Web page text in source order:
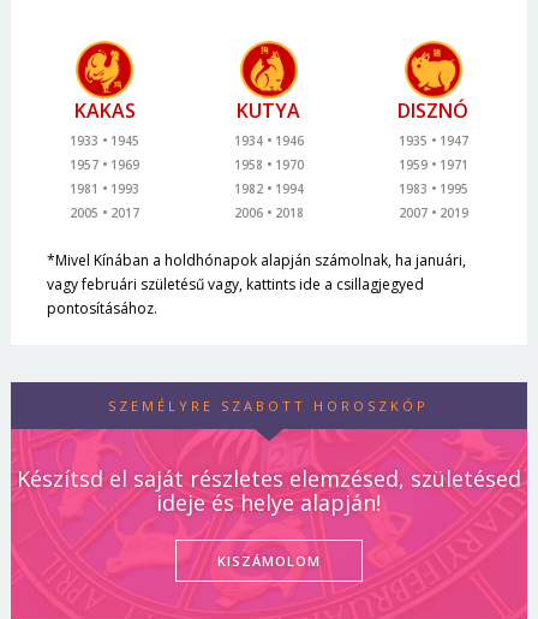
KAKAS
1933
1945
1957
1969
1981
1993
2005
2017
KUTYA
1934
1946
1958
1970
1982
1994
2006
2018
DISZNÓ
1935
1947
1959
1971
1983
1995
2007
2019
*Mivel Kínában a holdhónapok alapján számolnak, ha januári,
vagy februári születésű vagy, kattints ide a csillagjegyed
pontosításához.
SZEMÉLYRE SZABOTT HOROSZKÓP
Készítsd el saját részletes elemzésed, születésed
ideje és helye alapján!
KISZÁMOLOM